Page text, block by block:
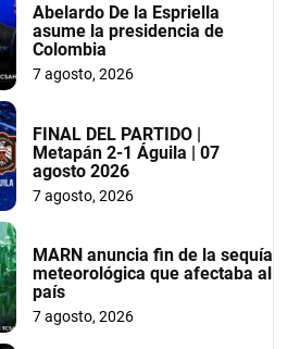
Abelardo De la Espriella
asume la presidencia de
Colombia
7 agosto, 2026
FINAL DEL PARTIDO |
Metapán 2-1 Águila | 07
agosto 2026
7 agosto, 2026
MARN anuncia fin de la sequía
meteorológica que afectaba al
país
7 agosto, 2026